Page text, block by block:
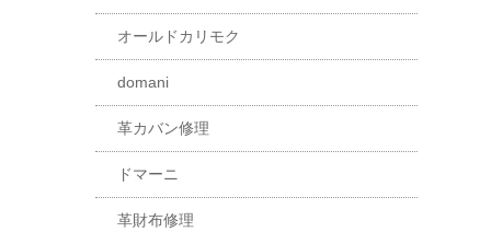
オールドカリモク
domani
革カバン修理
ドマーニ
革財布修理